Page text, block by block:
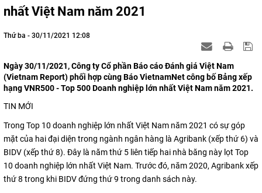
nhất Việt Nam năm 2021
Thứ ba - 30/11/2021 12:08
Ngày 30/11/2021, Công ty Cổ phần Báo cáo Đánh giá Việt Nam
(Vietnam Report) phối hợp cùng Báo VietnamNet công bố Bảng xếp
hạng VNR500 - Top 500 Doanh nghiệp lớn nhất Việt Nam năm 2021.
TIN MỚI
Trong Top 10 doanh nghiệp lớn nhất Việt Nam năm 2021 có sự góp
mặt của hai đại diện trong ngành ngân hàng là Agribank (xếp thứ 6) và
BIDV (xếp thứ 8). Đây là năm thứ 5 liên tiếp hai nhà băng này lọt Top
10 doanh nghiệp lớn nhất Việt Nam. Trước đó, năm 2020, Agribank xếp
thứ 8 trong khi BIDV đứng thứ 9 trong danh sách này.